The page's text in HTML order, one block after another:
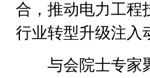
合，推动电力工程
行业转型升级注入
与会院士专家